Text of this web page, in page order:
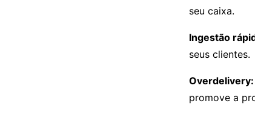
seu caixa.
Ingestão
seus clientes.
Overdelivery:
promove a